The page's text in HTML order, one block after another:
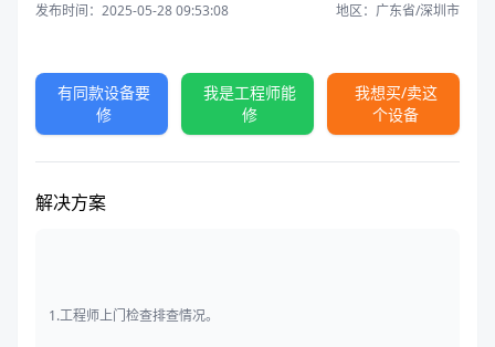
发布时间：2025-05-28 09:53:08 地区：广东省/深圳市
有同款设备要
修
我是工程师能
修
我想买/卖这
个设备
解决方案
1.工程师上门检查排查情况。